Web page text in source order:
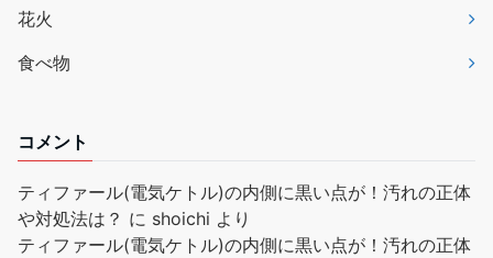
花火
食べ物
コメント
ティファール(電気ケトル)の内側に黒い点が！汚れの正体
や対処法は？ に shoichi より
ティファール(電気ケトル)の内側に黒い点が！汚れの正体